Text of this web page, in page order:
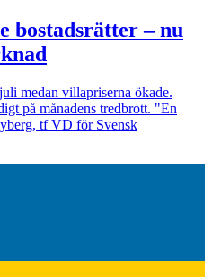
bostadsrätter – nu
medan villapriserna ökade.
på månadens tredbrott. "En
tf VD för Svensk